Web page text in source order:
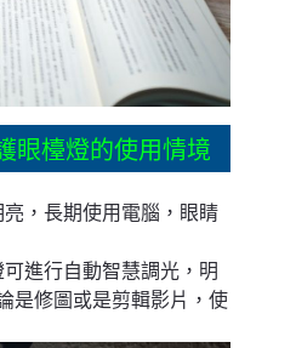
眼檯燈的使用情境
，長期使用電腦，眼睛
進行自動智慧調光，明
是修圖或是剪輯影片，使